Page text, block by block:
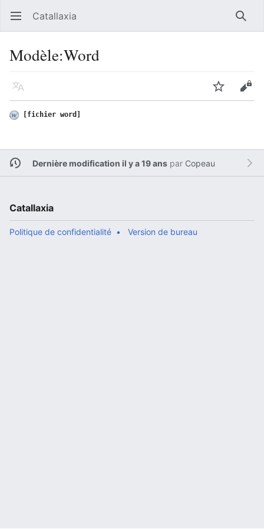
Ouvrir le menu principal Catallaxia
Modèle:Word
Langue Suivre
[fichier word]
Dernière modification il y a 19 anspar Copeau
Catallaxia
Politique de confidentialité Version de bureau